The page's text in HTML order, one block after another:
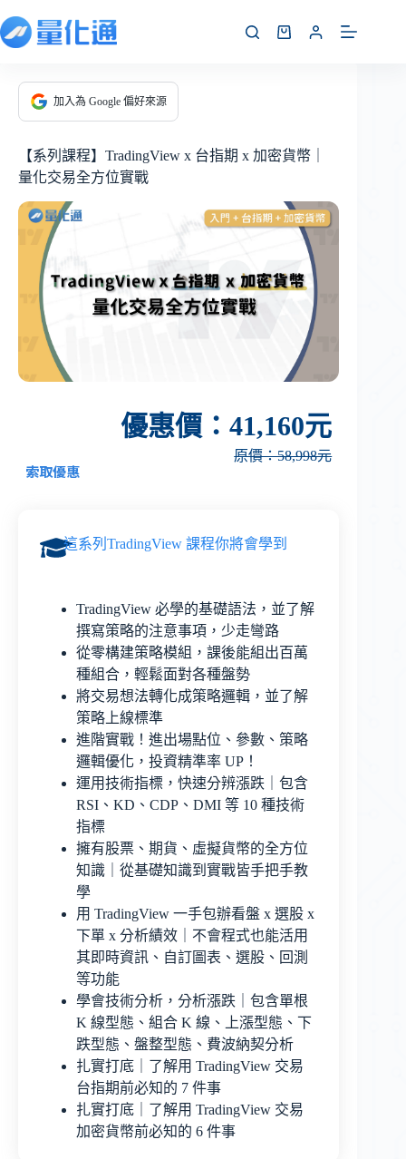
加入為 Google 偏好來源
【系列課程】TradingView x 台指期 x 加密貨幣｜
量化交易全方位實戰
優惠價：41,160元
原價：58,998元
索取優惠
這系列TradingView 課程你將會學到
TradingView 必學的基礎語法，並了解
撰寫策略的注意事項，少走彎路
從零構建策略模組，課後能組出百萬
種組合，輕鬆面對各種盤勢
將交易想法轉化成策略邏輯，並了解
策略上線標準
進階實戰！進出場點位、參數、策略
邏輯優化，投資精準率 UP！
運用技術指標，快速分辨漲跌｜包含
RSI、KD、CDP、DMI 等 10 種技術
指標
擁有股票、期貨、虛擬貨幣的全方位
知識｜從基礎知識到實戰皆手把手教
學
用 TradingView 一手包辦看盤 x 選股 x
下單 x 分析績效｜不會程式也能活用
其即時資訊、自訂圖表、選股、回測
等功能
學會技術分析，分析漲跌｜包含單根
K 線型態、組合 K 線、上漲型態、下
跌型態、盤整型態、費波納契分析
扎實打底｜了解用 TradingView 交易
台指期前必知的 7 件事
扎實打底｜了解用 TradingView 交易
加密貨幣前必知的 6 件事